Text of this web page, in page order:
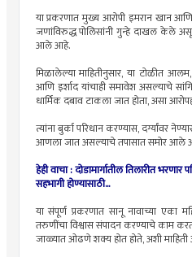
या प्रकरणात मुख्य आरोपी इमरान खान
जणांविरुद्ध पोलिसांनी गुन्हे दाखल केले
आले आहे.
मिळालेल्या माहितीनुसार, या टोळीत
आणि इर्शाद यांचाही समावेश असल्याचे
धार्मिक दबाव टाकला जात होता, असा
त्यांना बुर्का परिधान करण्यास, दर्ग्यांवर
आणला जात असल्याचे तपासात समोर आले
हेही वाचा : दोडामार्गातील तिलारीत
सहभागी होण्यासाठी...
या संपूर्ण प्रकरणात सानू नावाच्या एका
तरुणींचा विश्वास संपादन करण्याचे काम
जाळ्यात ओढणे शक्य होत होते, अशी